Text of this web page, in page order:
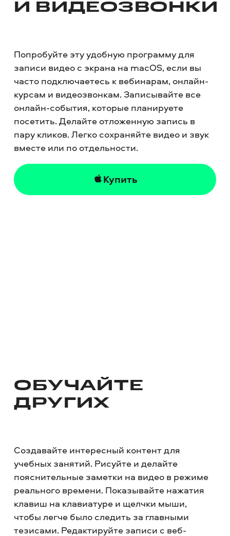
И ВИДЕОЗВОНКИ
Попробуйте эту удобную программу для
записи видео с экрана на macOS, если вы
часто подключаетесь к вебинарам, онлайн-
курсам и видеозвонкам. Записывайте все
онлайн-события, которые планируете
посетить. Делайте отложенную запись в
пару кликов. Легко сохраняйте видео и звук
вместе или по отдельности.
Купить
ОБУЧАЙТЕ
ДРУГИХ
Создавайте интересный контент для
учебных занятий. Рисуйте и делайте
пояснительные заметки на видео в режиме
реального времени. Показывайте нажатия
клавиш на клавиатуре и щелчки мыши,
чтобы легче было следить за главными
тезисами. Редактируйте записи с веб-